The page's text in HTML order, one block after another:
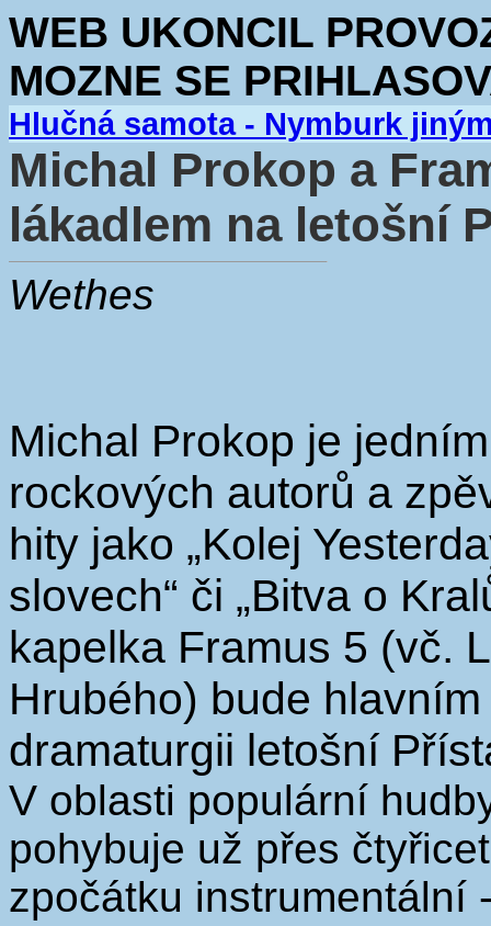
WEB UKONCIL
MOZNE SE
Hlučná samota - Nymburk
Michal Prokop a
lákadlem na letošní
Wethes
Michal Prokop je
rockových autorů a
hity jako „Kolej
slovech“ či „Bitva o
kapelka Framus 5 (vč.
Hrubého) bude
dramaturgii letošní
V oblasti populární
pohybuje už přes
zpočátku instrumentální